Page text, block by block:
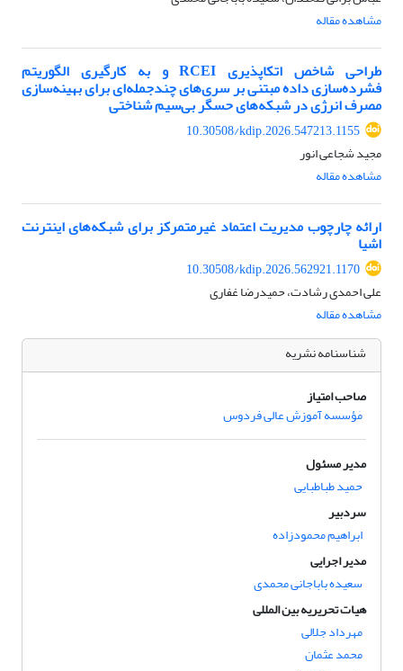
مشاهده مقاله
طراحی شاخص اتکاپذیری RCEI و به‌ کارگیری الگوریتم
فشرده‌سازی داده مبتنی بر سری‌های چندجمله‌ای برای بهینه‌سازی
مصرف انرژی در شبکه‌های حسگر بی‌سیم شناختی
10.30508/kdip.2026.547213.1155
مجید شجاعی انور
مشاهده مقاله
ارائه چارچوب مدیریت اعتماد غیرمتمرکز برای شبکه‌های اینترنت
اشیا
10.30508/kdip.2026.562921.1170
علی احمدی رشادت، حمیدرضا غفاری
مشاهده مقاله
شناسنامه نشریه
صاحب امتیاز
مٰؤسسه آموزش عالی فردوس
مدیر مسئول
حمید طباطبایی
سردبیر
ابراهیم محمودزاده
مدیر اجرایی
سعیده باباجانی محمدی
هیات تحریریه بین المللی
مهرداد جلالی
محمد عثمان